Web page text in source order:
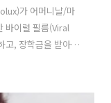
가 어머니날/마
바이럴 필름(Viral
고, 장학금을 받아
과 그 엄마에 대한
영상 편지까지 녹